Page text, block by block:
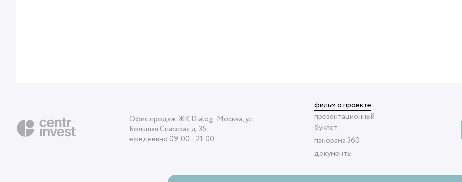
Офис продаж ЖК Dialog: Москва, ул.
Большая Спасская д. 35
ежедневно 09:00 – 21:00
фильм о проекте
презентационный
буклет
панорама 360
документы